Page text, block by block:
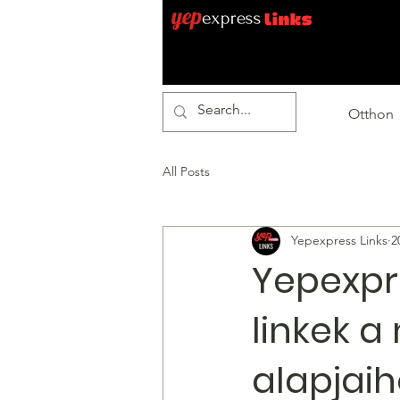
Otthon
All Posts
linkek
Yepexpress Links